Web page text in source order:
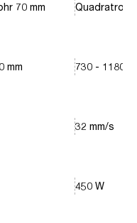
70 mm
mm
Quadratrohr
730 - 1180
32 mm/s
450 W